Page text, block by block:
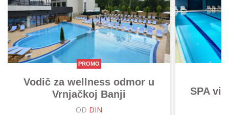
PROMO
Vodič za wellness odmor u
Vrnjačkoj Banji
OD DIN
SPA